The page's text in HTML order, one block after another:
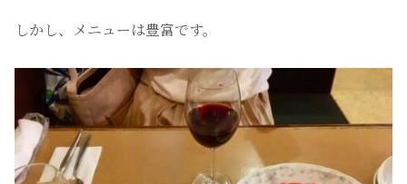
しかし、メニューは豊富です。